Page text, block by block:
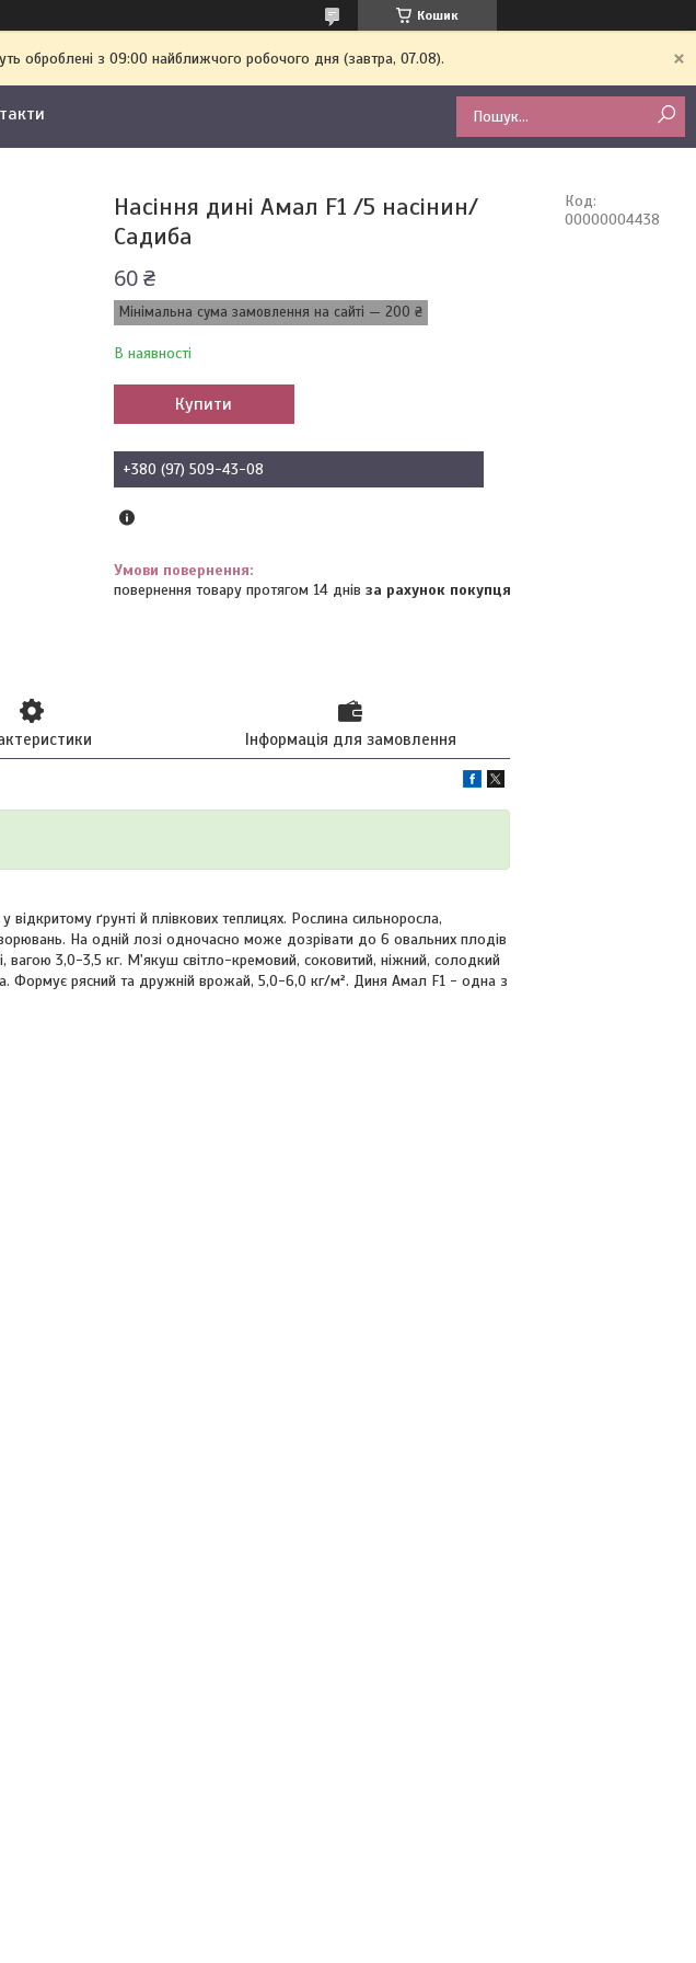
Кошик
оброблені з 09:00 найближчого робочого дня (завтра, 07.08).
Насіння дині Амал F1 /5 насінин/
Садиба
60 ₴
Мінімальна сума замовлення на сайті — 200 ₴
В наявності
Код:
00000004438
Купити
+380 (97) 509-43-08
повернення товару протягом 14 днів за рахунок покупця
Інформація для замовлення
ґрунті й плівкових теплицях. Рослина сильноросла,
На одній лозі одночасно може дозрівати до 6 овальних плодів
3,0-3,5 кг. М'якуш світло-кремовий, соковитий, ніжний, солодкий
Формує рясний та дружній врожай, 5,0-6,0 кг/м². Диня Амал F1 - одна з